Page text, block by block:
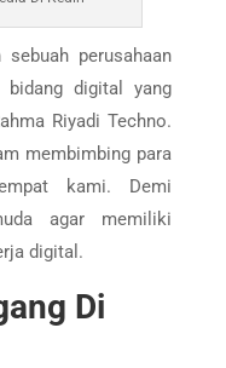
perusahaan
bidang digital yang
Riyadi Techno.
membimbing para
kami. Demi
agar memiliki
digital.
Di